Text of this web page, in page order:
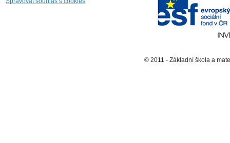
© 2011 - Základní škola a